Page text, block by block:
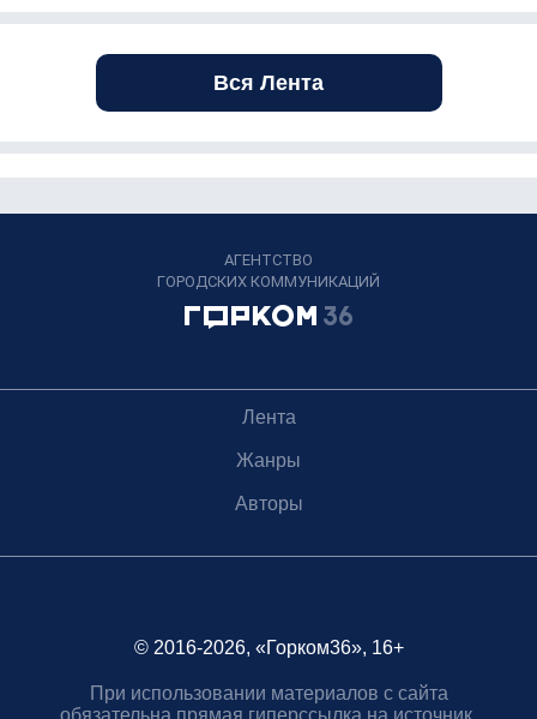
Вся Лента
АГЕНТСТВО
ГОРОДСКИХ КОММУНИКАЦИЙ
Лента
Жанры
Авторы
© 2016-2026, «Горком36», 16+
При использовании материалов с сайта
обязательна прямая гиперссылка на источник.